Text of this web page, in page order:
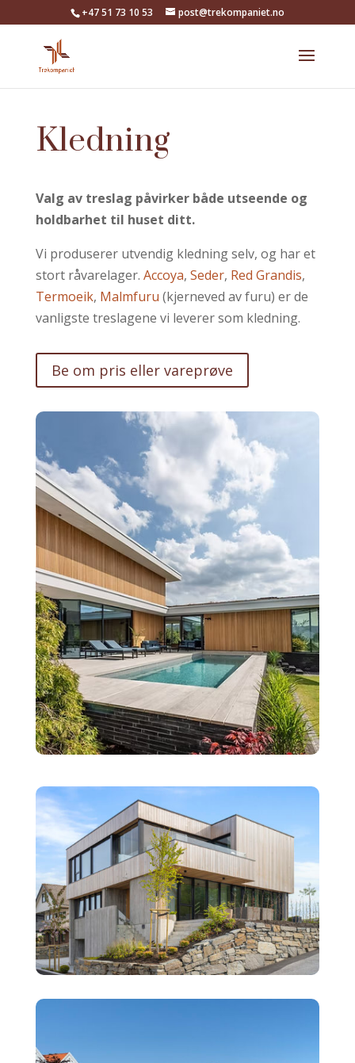
+47 51 73 10 53 post@trekompaniet.no
Kledning
Valg av treslag påvirker både utseende og
holdbarhet til huset ditt.
Vi produserer utvendig kledning selv, og har et
stort råvarelager. Accoya, Seder, Red Grandis,
Termoeik, Malmfuru (kjerneved av furu) er de
vanligste treslagene vi leverer som kledning.
Be om pris eller vareprøve